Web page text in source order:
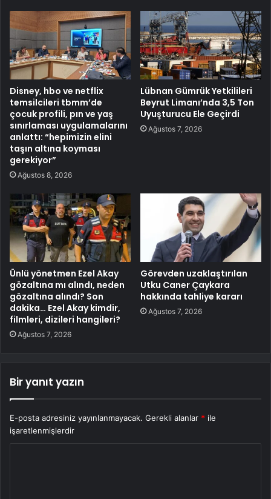
Disney, hbo ve netflix
temsilcileri tbmm’de
çocuk profili, pın ve yaş
sınırlaması uygulamalarını
anlattı: “hepimizin elini
taşın altına koyması
gerekiyor”
Ağustos 8, 2026
Lübnan Gümrük Yetkilileri
Beyrut Limanı’nda 3,5 Ton
Uyuşturucu Ele Geçirdi
Ağustos 7, 2026
Ünlü yönetmen Ezel Akay
gözaltına mı alındı, neden
gözaltına alındı? Son
dakika… Ezel Akay kimdir,
filmleri, dizileri hangileri?
Ağustos 7, 2026
Görevden uzaklaştırılan
Utku Caner Çaykara
hakkında tahliye kararı
Ağustos 7, 2026
Bir yanıt yazın
E-posta adresiniz yayınlanmayacak. Gerekli alanlar * ile
işaretlenmişlerdir